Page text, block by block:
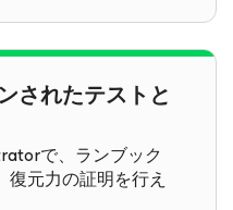
されたテストと
で、ランブック
復元力の証明を行え